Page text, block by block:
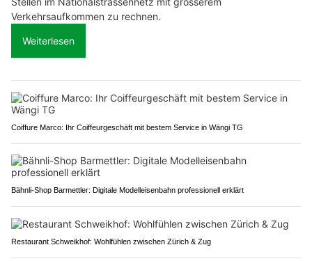
Verkehrsaufkommen zu rechnen.
Weiterlesen
Coiffure Marco: Ihr Coiffeurgeschäft mit bestem Service in Wängi TG
Bähnli-Shop Barmettler: Digitale Modelleisenbahn professionell erklärt
Restaurant Schweikhof: Wohlfühlen zwischen Zürich & Zug